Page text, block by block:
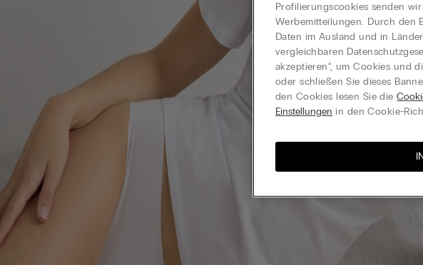
Profilierungscookies senden
Werbemitteilungen. Durch den
Daten im Ausland und in
vergleichbaren
akzeptieren“, um Cookies und
oder schließen Sie dieses
den Cookies lesen Sie die
Einstellungen in den Cookie-